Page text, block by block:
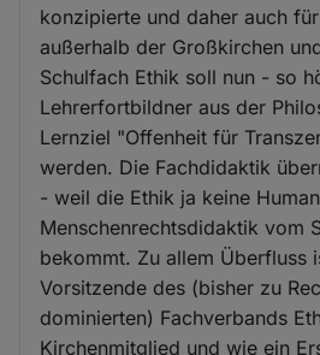
konzipierte und daher auch
außerhalb der Großkirchen
Schulfach Ethik soll nun - so
Lehrerfortbildner aus der
Lernziel "Offenheit für
werden. Die Fachdidaktik
- weil die Ethik ja keine
Menschenrechtsdidaktik vom
bekommt. Zu allem Überfluss
Vorsitzende des (bisher zu
dominierten) Fachverbands
Kirchenmitglied und wie ein